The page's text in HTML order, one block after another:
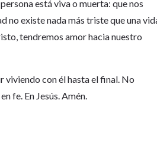
está viva o muerta: que nos
no existe nada más triste que una
tendremos amor hacia nuestro
viviendo con él hasta el final. No
fe. En Jesús. Amén.